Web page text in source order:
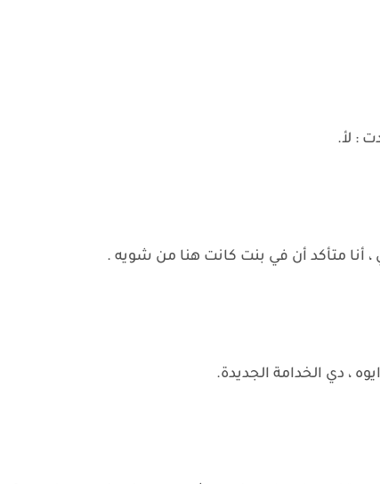
: لأ.
، أنا متأكد أن في بنت كانت هنا من شويه .
، دي الخدامة الجديدة.